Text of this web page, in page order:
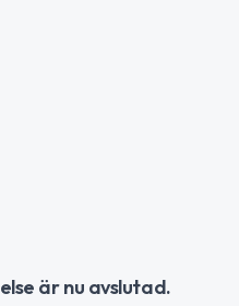
är nu avslutad.